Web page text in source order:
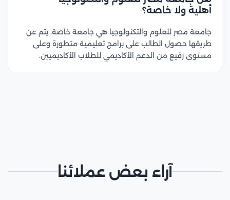
أهلية ولا خاصة؟
جامعة مصر للعلوم والتكنولوجيا هي جامعة خاصة، يتم عن
طريقها حصول الطالب على برامج تعليمية متطورة وعلى
مستوى رفيع من الدعم الأكاديمي للطلاب الأكاديميين.
آراء بعض عملائنا